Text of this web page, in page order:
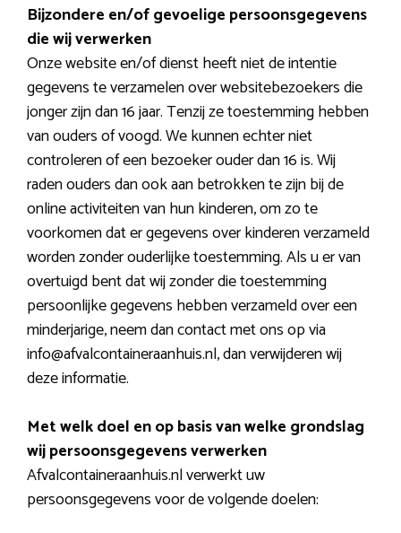
Bijzondere en/of gevoelige persoonsgegevens
die wij verwerken
Onze website en/of dienst heeft niet de intentie
gegevens te verzamelen over websitebezoekers die
jonger zijn dan 16 jaar. Tenzij ze toestemming hebben
van ouders of voogd. We kunnen echter niet
controleren of een bezoeker ouder dan 16 is. Wij
raden ouders dan ook aan betrokken te zijn bij de
online activiteiten van hun kinderen, om zo te
voorkomen dat er gegevens over kinderen verzameld
worden zonder ouderlijke toestemming. Als u er van
overtuigd bent dat wij zonder die toestemming
persoonlijke gegevens hebben verzameld over een
minderjarige, neem dan contact met ons op via
info@afvalcontaineraanhuis.nl, dan verwijderen wij
deze informatie.
Met welk doel en op basis van welke grondslag
wij persoonsgegevens verwerken
Afvalcontaineraanhuis.nl verwerkt uw
persoonsgegevens voor de volgende doelen: